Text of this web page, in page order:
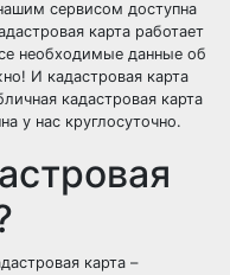
сервисом доступна
карта работает
необходимые данные об
И кадастровая карта
кадастровая карта
у нас круглосуточно.
карта –